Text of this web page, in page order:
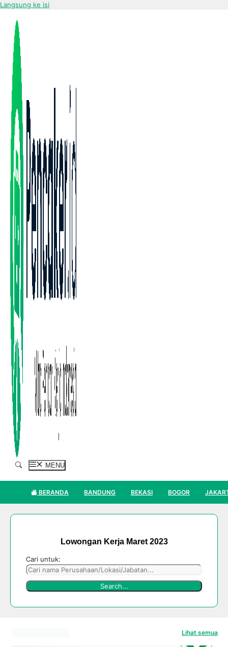
Langsung ke isi
MENU
BERANDA BANDUNG BEKASI BOGOR
Lowongan Kerja Maret 2023
Cari untuk:
Lihat semua